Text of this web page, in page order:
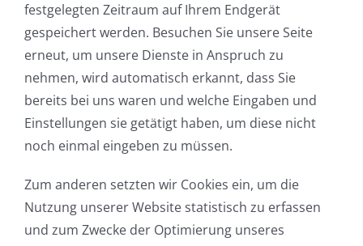
festgelegten Zeitraum auf Ihrem Endgerät
gespeichert werden. Besuchen Sie unsere Seite
erneut, um unsere Dienste in Anspruch zu
nehmen, wird automatisch erkannt, dass Sie
bereits bei uns waren und welche Eingaben und
Einstellungen sie getätigt haben, um diese nicht
noch einmal eingeben zu müssen.
Zum anderen setzten wir Cookies ein, um die
Nutzung unserer Website statistisch zu erfassen
und zum Zwecke der Optimierung unseres